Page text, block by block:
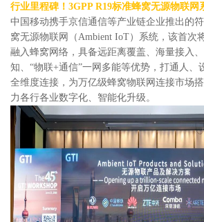
行业里程碑！3GPP R19标准蜂窝无源物联网
中国移动携手京信通信等产业链企业推出的符
窝无源物联网（Ambient IoT）系统，该首次
融入蜂窝网络，具备远距离覆盖、海量接入
知、“物联+通信”一网多能等优势，打通人、
全维度连接，为万亿级蜂窝物联网连接市场
力各行各业数字化、智能化升级。